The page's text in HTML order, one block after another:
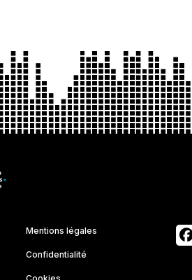
Mentions légales
Confidentialité